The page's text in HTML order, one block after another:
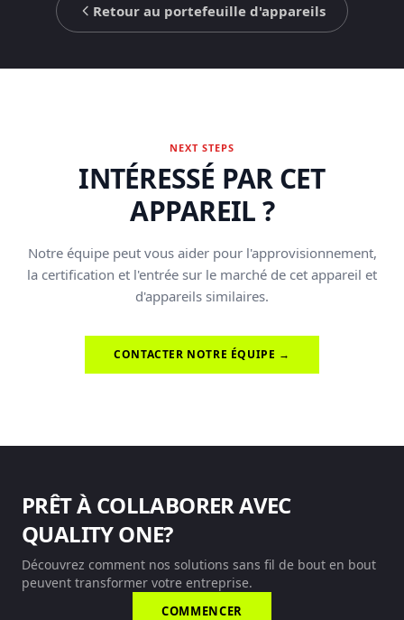
Retour au portefeuille d'appareils
NEXT STEPS
INTÉRESSÉ PAR CET
APPAREIL ?
Notre équipe peut vous aider pour l'approvisionnement,
la certification et l'entrée sur le marché de cet appareil et
d'appareils similaires.
CONTACTER NOTRE ÉQUIPE →
PRÊT À COLLABORER AVEC
QUALITY ONE?
Découvrez comment nos solutions sans fil de bout en bout
peuvent transformer votre entreprise.
COMMENCER